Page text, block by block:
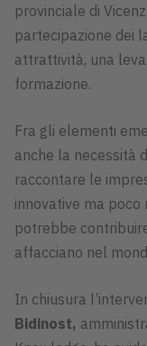
provinciale di
partecipazione dei
attrattività, una
formazione.
Fra gli elementi
anche la necessità
raccontare le
innovative ma poco
potrebbe
affacciano nel
In chiusura
Bidinost,